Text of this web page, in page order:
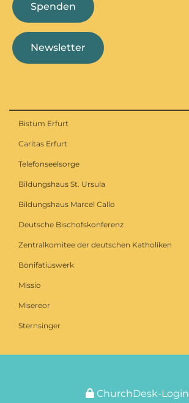
Spenden
Newsletter
Bistum Erfurt
Caritas Erfurt
Telefonseelsorge
Bildungshaus St. Ursula
Bildungshaus Marcel Callo
Deutsche Bischofskonferenz
Zentralkomitee der deutschen Katholiken
Bonifatiuswerk
Missio
Misereor
Sternsinger
ChurchDesk-Login